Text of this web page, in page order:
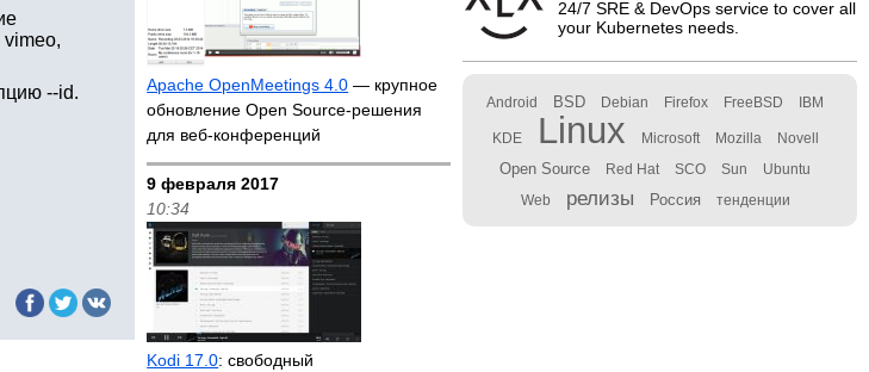
vimeo,
--id.
Apache OpenMeetings 4.0 — крупное
обновление Open Source-решения
для веб-конференций
9 февраля 2017
10:34
Kodi 17.0: свободный
24/7 SRE & DevOps service to cover all
your Kubernetes needs.
Android BSD Debian Firefox FreeBSD IBM
KDE Linux Microsoft Mozilla Novell
Open Source Red Hat SCO Sun Ubuntu
Web релизы Россия тенденции